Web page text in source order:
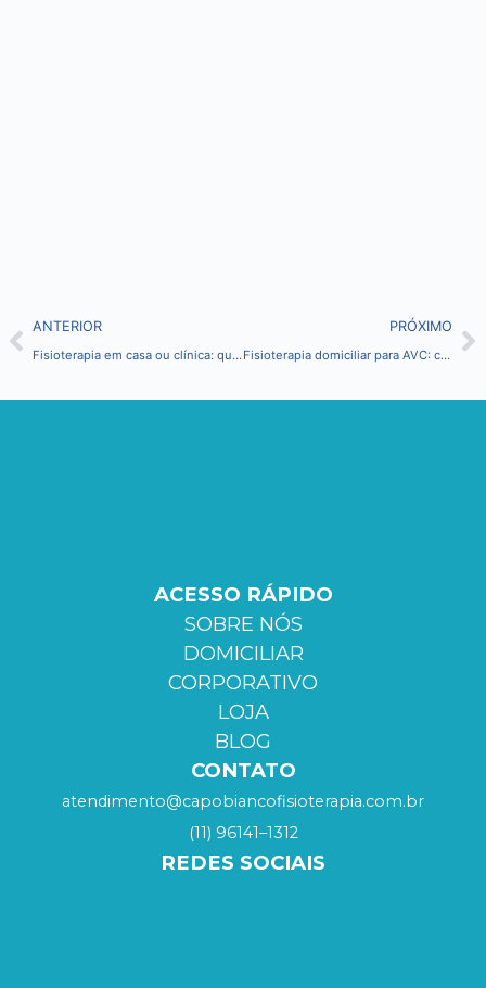
ANTERIOR
Fisioterapia em casa ou clínica: qual é a melhor opção para idosos e pacientes neurológicos?
PRÓXIMO
Fisioterapia domiciliar para AVC: como recuperar movimentos e independência em casa
ACESSO RÁPIDO
SOBRE NÓS
DOMICILIAR
CORPORATIVO
LOJA
BLOG
CONTATO
atendimento@capobiancofisioterapia.com.br
(11) 96141–1312
REDES SOCIAIS